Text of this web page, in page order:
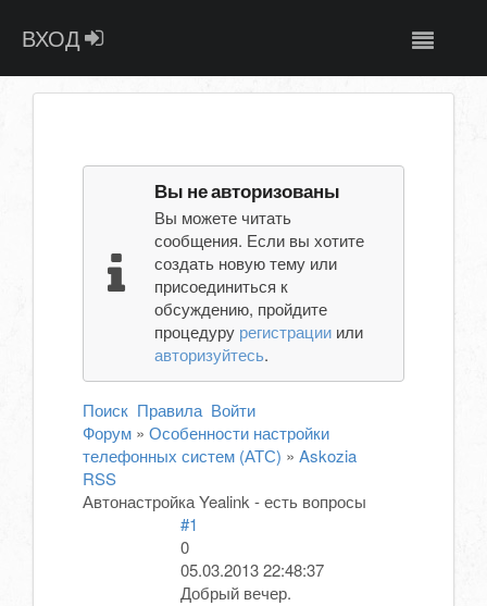
ВХОД
Вы не авторизованы
Вы можете читать
сообщения. Если вы хотите
создать новую тему или
присоединиться к
обсуждению, пройдите
процедуру регистрацииили
авторизуйтесь.
Поиск Правила Войти
Форум » Особенности настройки
телефонных систем (АТС) » Askozia
RSS
Автонастройка Yealink - есть вопросы
#1
0
05.03.2013 22:48:37
Добрый вечер.